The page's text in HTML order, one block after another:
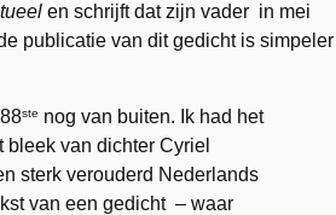
en schrijft dat zijn vader in mei
publicatie van dit gedicht is simpeler
ste nog van buiten. Ik had het
van dichter Cyriel
sterk verouderd Nederlands
van een gedicht – waar